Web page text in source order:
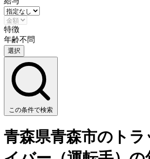
特徴
年齢不問
選択
この条件で検索
青森県青森市のトラ